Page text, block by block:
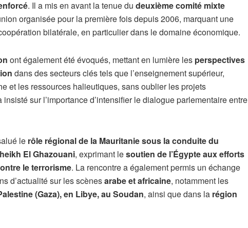
. Il a mis en avant la tenue du deuxième comité mixte
organisée pour la première fois depuis 2006, marquant une
bilatérale, en particulier dans le domaine économique.
ont également été évoqués, mettant en lumière les perspectives
dans des secteurs clés tels que l’enseignement supérieur,
et les ressources halieutiques, sans oublier les projets
insisté sur l’importance d’intensifier le dialogue parlementaire entre
le rôle régional de la Mauritanie sous la conduite du
El Ghazouani, exprimant lesoutien de l’Égypte aux efforts
le terrorisme. La rencontre a également permis un échange
d’actualité sur les scènesarabe et africaine, notamment les
(Gaza), en Libye, au Soudan, ainsi que dans la région